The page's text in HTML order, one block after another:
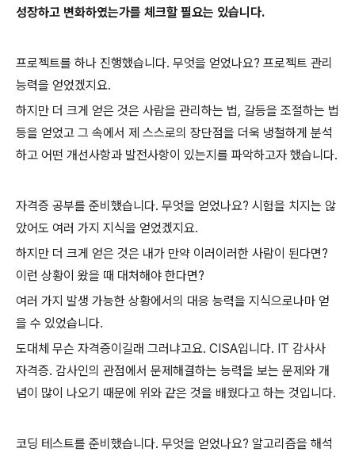
성장하고 변화하였는가를 체크할 필요는 있습니다.
프로젝트를 하나 진행했습니다. 무엇을 얻었나요? 프로젝트 관리
능력을 얻었겠지요.
하지만 더 크게 얻은 것은 사람을 관리하는 법, 갈등을 조절하는 법
등을 얻었고 그 속에서 제 스스로의 장단점을 더욱 냉철하게 분석
하고 어떤 개선사항과 발전사항이 있는지를 파악하고자 했습니다.
자격증 공부를 준비했습니다. 무엇을 얻었나요? 시험을 치지는 않
았어도 여러 가지 지식을 얻었겠지요.
하지만 더 크게 얻은 것은 내가 만약 이러이러한 사람이 된다면?
이런 상황이 왔을 때 대처해야 한다면?
여러 가지 발생 가능한 상황에서의 대응 능력을 지식으로나마 얻
을 수 있었습니다.
도대체 무슨 자격증이길래 그러냐고요. CISA입니다. IT 감사사
자격증. 감사인의 관점에서 문제해결하는 능력을 보는 문제와 개
념이 많이 나오기 때문에 위와 같은 것을 배웠다고 하는 것입니다.
코딩 테스트를 준비했습니다. 무엇을 얻었나요? 알고리즘을 해석